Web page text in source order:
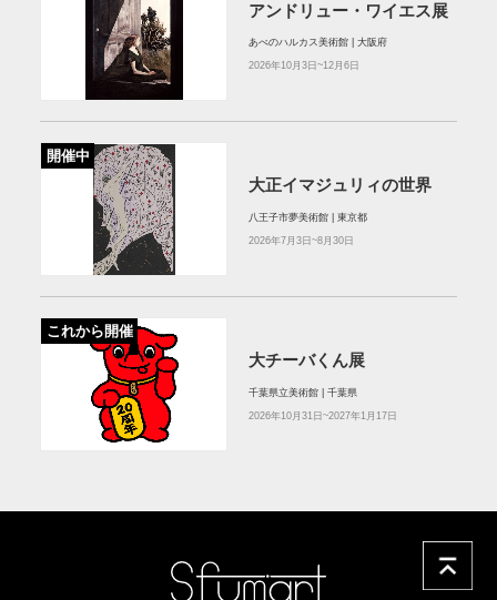
アンドリュー・ワイエス展
あべのハルカス美術館 | 大阪府
2026年10月3日~12月6日
開催中
大正イマジュリィの世界
八王子市夢美術館 | 東京都
2026年7月3日~8月30日
これから開催
大チーバくん展
千葉県立美術館 | 千葉県
2026年10月31日~2027年1月17日